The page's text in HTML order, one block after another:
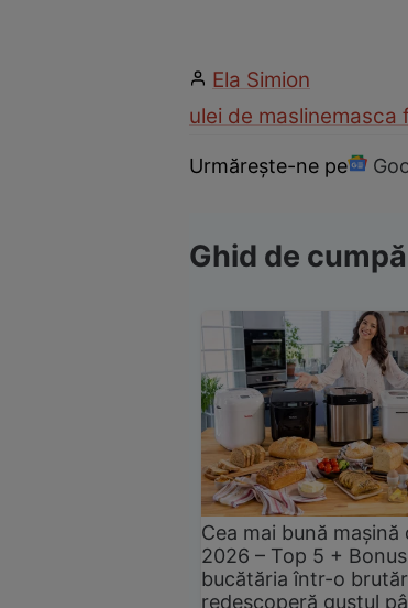
Ela Simion
ulei de maslinemasca
Urmărește-ne pe
Ghid de
Cea mai bună
2026 – Top 5 +
bucătăria într-o
redescoperă gustul